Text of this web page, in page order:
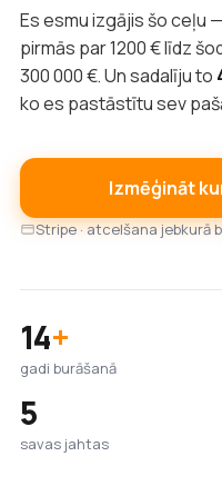
Es esmu izgājis šo ceļu —
pirmās par 1200 € līdz
300 000 €. Un sadalīju to
ko es pastāstītu sev
Izmēģināt
Stripe · atcelšana jebkurā
14+
gadi burāšanā
5
savas jahtas